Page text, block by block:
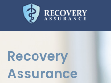
Recovery
Assurance